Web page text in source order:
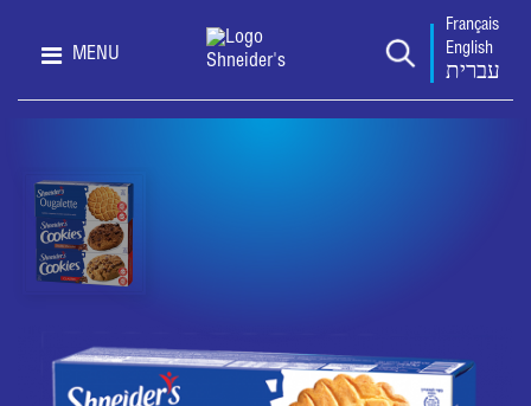
Français
English
עברית
MENU